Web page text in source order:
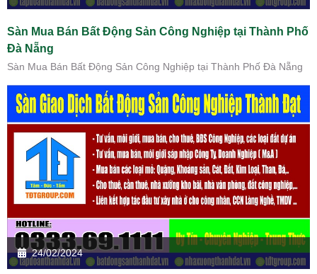
Sàn Mua Bán Bất Động Sản Công Nghiệp tại Thành Phố
Đà Nẵng
Sàn Mua Bán Bất Động Sản Công Nghiệp tại Thành Phố Đà Nẵng
24/02/2024